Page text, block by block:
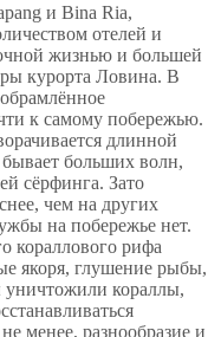
и Bina Ria,
отелей и
жизнью и большей
курорта Ловина. В
к самому побережью.
длинной
больших волн,
сёрфинга. Зато
чем на других
на побережье нет.
кораллового рифа
якоря, глушение рыбы,
кораллы,
менее, разнообразие и